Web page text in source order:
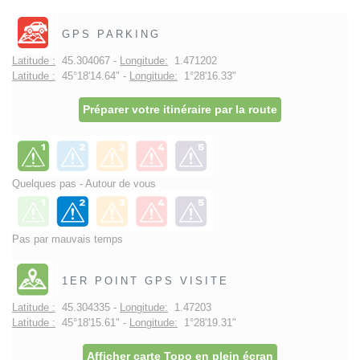
GPS PARKING
Latitude : 45.304067 - Longitude: 1.471202
Latitude : 45°18'14.64" - Longitude: 1°28'16.33"
Préparer votre itinéraire par la route
Quelques pas - Autour de vous
Pas par mauvais temps
1ER POINT GPS VISITE
Latitude : 45.304335 - Longitude: 1.47203
Latitude : 45°18'15.61" - Longitude: 1°28'19.31"
Afficher carte Topo en plein écran